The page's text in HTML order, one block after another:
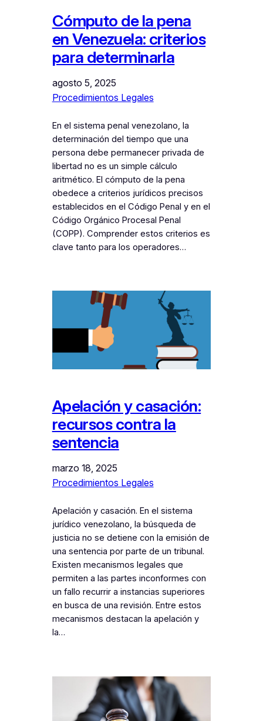
Cómputo de la pena
en Venezuela: criterios
para determinarla
agosto 5, 2025
Procedimientos Legales
En el sistema penal venezolano, la
determinación del tiempo que una
persona debe permanecer privada de
libertad no es un simple cálculo
aritmético. El cómputo de la pena
obedece a criterios jurídicos precisos
establecidos en el Código Penal y en el
Código Orgánico Procesal Penal
(COPP). Comprender estos criterios es
clave tanto para los operadores…
Apelación y casación:
recursos contra la
sentencia
marzo 18, 2025
Procedimientos Legales
Apelación y casación. En el sistema
jurídico venezolano, la búsqueda de
justicia no se detiene con la emisión de
una sentencia por parte de un tribunal.
Existen mecanismos legales que
permiten a las partes inconformes con
un fallo recurrir a instancias superiores
en busca de una revisión. Entre estos
mecanismos destacan la apelación y
la…